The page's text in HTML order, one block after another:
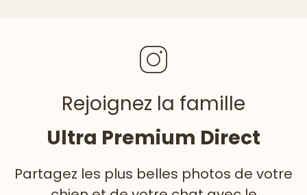
Rejoignez la famille
Ultra Premium Direct
Partagez les plus belles photos de votre